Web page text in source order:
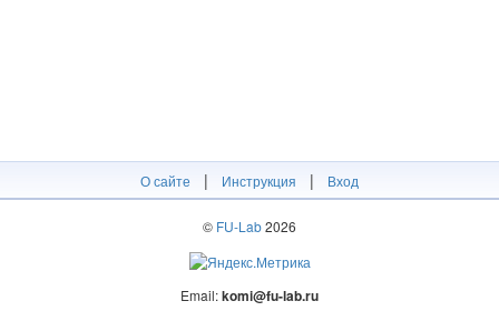
О сайте | Инструкция | Вход
© FU-Lab2026
Email:komi@fu-lab.ru